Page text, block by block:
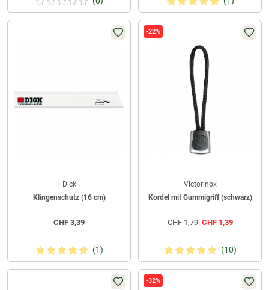
Dick
Klingenschutz (16 cm)
CHF 3,39
(1)
-22%
Victorinox
Kordel mit Gummigriff (schwarz)
CHF1,79 CHF1,39
(10)
-32%